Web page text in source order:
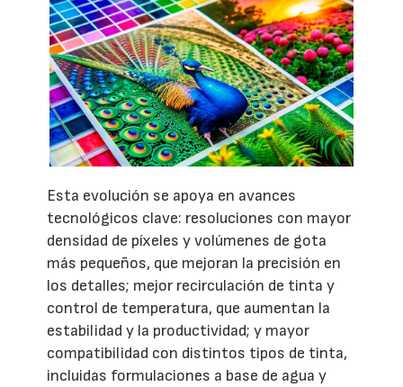
Esta evolución se apoya en avances
tecnológicos clave: resoluciones con mayor
densidad de píxeles y volúmenes de gota
más pequeños, que mejoran la precisión en
los detalles; mejor recirculación de tinta y
control de temperatura, que aumentan la
estabilidad y la productividad; y mayor
compatibilidad con distintos tipos de tinta,
incluidas formulaciones a base de agua y